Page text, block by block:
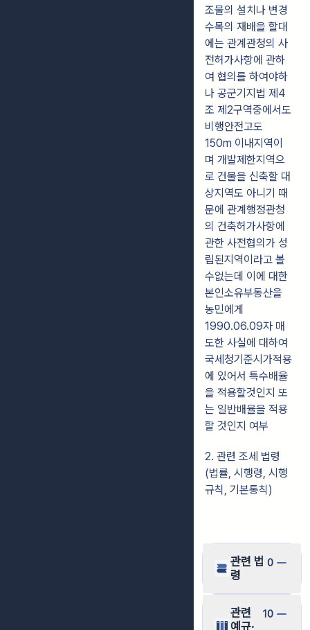
조물의 설치나 변경
수목의 재배을 할대
에는 관계관청의 사
전허가사항에 관하
여 협의를 하여야하
나 공군기지법 제4
조 제2구역중에서도
비행안전고도
150m 이내지역이
며 개발제한지역으
로 건물을 신축할 대
상지역도 아니기 때
문에 관계행정관청
의 건축허가사항에
관한 사전협의가 성
립된지역이라고 볼
수없는데 이에 대한
본인소유부동산을
농민에게
1990.06.09자 매
도한 사실에 대하여
국세청기준시가적용
에 있어서 특수배율
을 적용할것인지 또
는 일반배율을 적용
할 것인지 여부
2. 관련 조세 법령
(법률, 시행령, 시행
규칙, 기본통칙)
관련 법
령
0
관련
예규·
10